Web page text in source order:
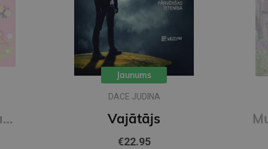
Mīlīgās kapibaras. Omulīga krāsošana. Relaksējoša krāsojamā grāmata
Jaunums
DACE JUDINA
Vajātājs
€22.95